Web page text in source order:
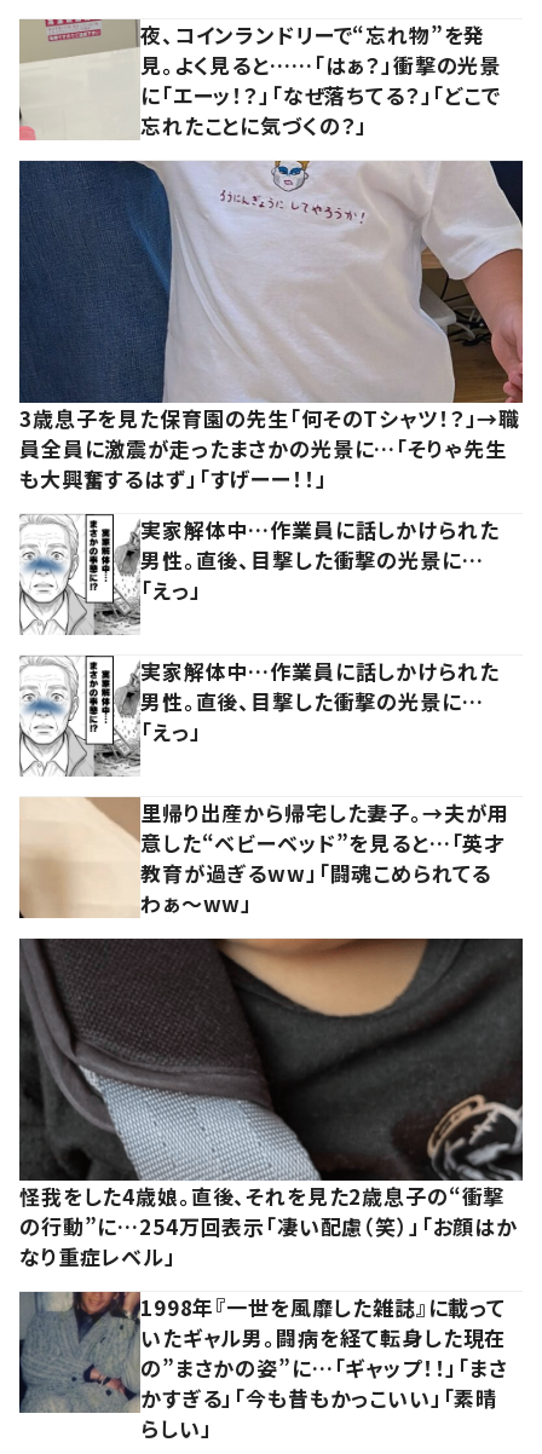
夜、コインランドリーで“忘れ物”を発
見。よく見ると……「はぁ？」衝撃の光景
に「エーッ！？」「なぜ落ちてる？」「どこで
忘れたことに気づくの？」
3歳息子を見た保育園の先生「何そのTシャツ！？」→職
員全員に激震が走ったまさかの光景に…「そりゃ先生
も大興奮するはず」「すげーー！！」
実家解体中…作業員に話しかけられた
男性。直後、目撃した衝撃の光景に…
「えっ」
実家解体中…作業員に話しかけられた
男性。直後、目撃した衝撃の光景に…
「えっ」
里帰り出産から帰宅した妻子。→夫が用
意した“ベビーベッド”を見ると…「英才
教育が過ぎるww」「闘魂こめられてる
わぁ～ww」
怪我をした4歳娘。直後、それを見た2歳息子の“衝撃
の行動”に…254万回表示「凄い配慮（笑）」「お顔はか
なり重症レベル」
1998年『一世を風靡した雑誌』に載って
いたギャル男。闘病を経て転身した現在
の”まさかの姿”に…「ギャップ！！」「まさ
かすぎる」「今も昔もかっこいい」「素晴
らしい」